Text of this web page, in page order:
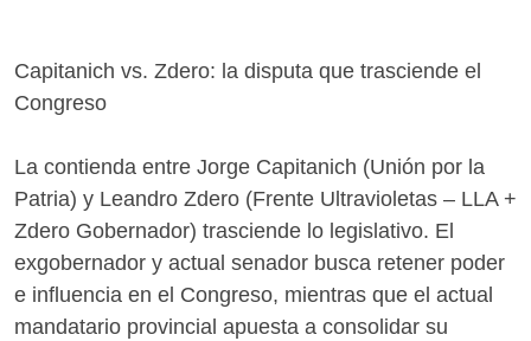
Capitanich vs. Zdero: la disputa que trasciende el
Congreso
La contienda entre Jorge Capitanich (Unión por la
Patria) y Leandro Zdero (Frente Ultravioletas – LLA +
Zdero Gobernador) trasciende lo legislativo. El
exgobernador y actual senador busca retener poder
e influencia en el Congreso, mientras que el actual
mandatario provincial apuesta a consolidar su